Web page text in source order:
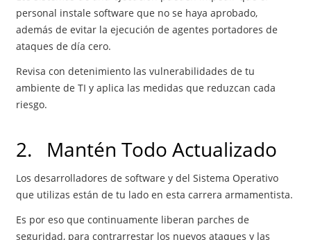
personal instale software que no se haya aprobado,
además de evitar la ejecución de agentes portadores de
ataques de día cero.
Revisa con detenimiento las vulnerabilidades de tu
ambiente de TI y aplica las medidas que reduzcan cada
riesgo.
2. Mantén Todo Actualizado
Los desarrolladores de software y del Sistema Operativo
que utilizas están de tu lado en esta carrera armamentista.
Es por eso que continuamente liberan parches de
seguridad, para contrarrestar los nuevos ataques y las